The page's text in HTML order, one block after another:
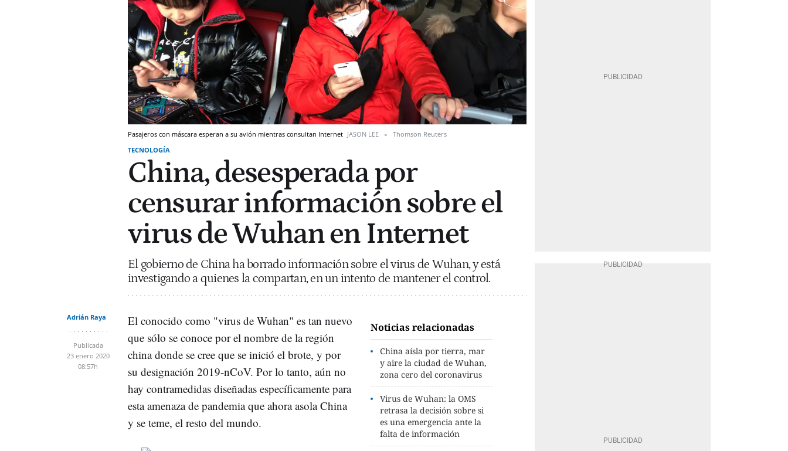
Pasajeros con máscara esperan a su avión mientras consultan Internet JASON LEE
Thomson Reuters
TECNOLOGÍA
China, desesperada por
censurar información sobre el
virus de Wuhan en Internet
El gobierno de China ha borrado información sobre el virus de Wuhan, y está
investigando a quienes la compartan, en un intento de mantener el control.
Adrián Raya
Publicada
23 enero 2020
08:57h
Noticias relacionadas
China aísla por tierra, mar
y aire la ciudad de Wuhan,
zona cero del coronavirus
Virus de Wuhan: la OMS
retrasa la decisión sobre si
es una emergencia ante la
falta de información
El conocido como "virus de Wuhan" es tan nuevo
que sólo se conoce por el nombre de la región
china donde se cree que se inició el brote, y por
su designación 2019-nCoV. Por lo tanto, aún no
hay contramedidas diseñadas específicamente para
esta amenaza de pandemia que ahora asola China
y se teme, el resto del mundo.